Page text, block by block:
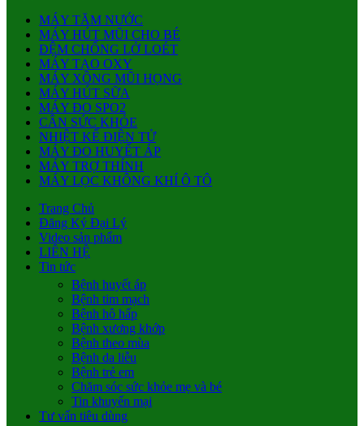
MÁY TĂM NƯỚC
MÁY HÚT MŨI CHO BÉ
ĐỆM CHỐNG LỞ LOÉT
MÁY TẠO OXY
MÁY XÔNG MŨI HỌNG
MÁY HÚT SỮA
MÁY ĐO SPO2
CÂN SỨC KHỎE
NHIỆT KẾ ĐIỆN TỬ
MÁY ĐO HUYẾT ÁP
MÁY TRỢ THÍNH
MÁY LỌC KHÔNG KHÍ Ô TÔ
Trang Chủ
Đăng Ký Đại Lý
Video sản phẩm
LIÊN HỆ
Tin tức
Bệnh huyết áp
Bệnh tim mạch
Bệnh hô hấp
Bệnh xương khớp
Bệnh theo mùa
Bệnh da liễu
Bệnh trẻ em
Chăm sóc sức khỏe mẹ và bé
Tin khuyến mại
Tư vấn tiêu dùng